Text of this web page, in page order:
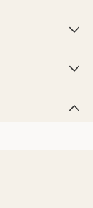


